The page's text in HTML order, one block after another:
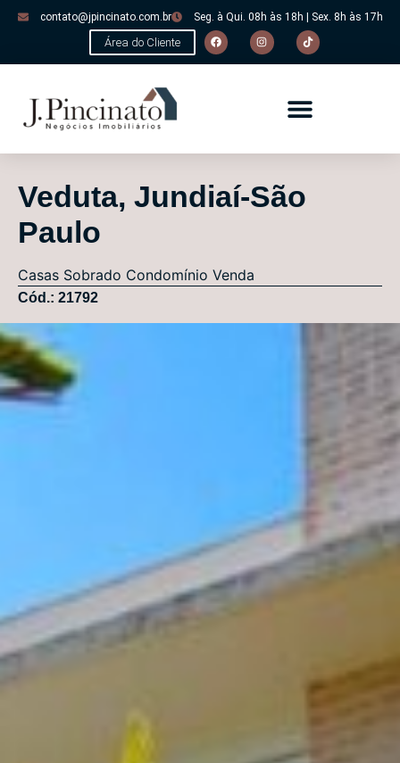
contato@jpincinato.com.br Seg. à Qui. 08h às 18h | Sex. 8h às 17h
Área do Cliente
Veduta, Jundiaí-São
Paulo
Casas Sobrado Condomínio Venda
Cód.: 21792